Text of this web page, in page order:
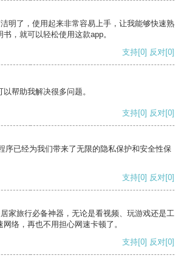
明了，使用起来非常容易上手，让我能够快速熟
，就可以轻松使用这款app。
支持[0] 反对[0]
帮助我解决很多问题。
支持[0] 反对[0]
序已经为我们带来了无限的隐私保护和安全性保
支持[0] 反对[0]
家旅行必备神器，无论是看视频、玩游戏还是工
络，再也不用担心网速卡顿了。
支持[0] 反对[0]